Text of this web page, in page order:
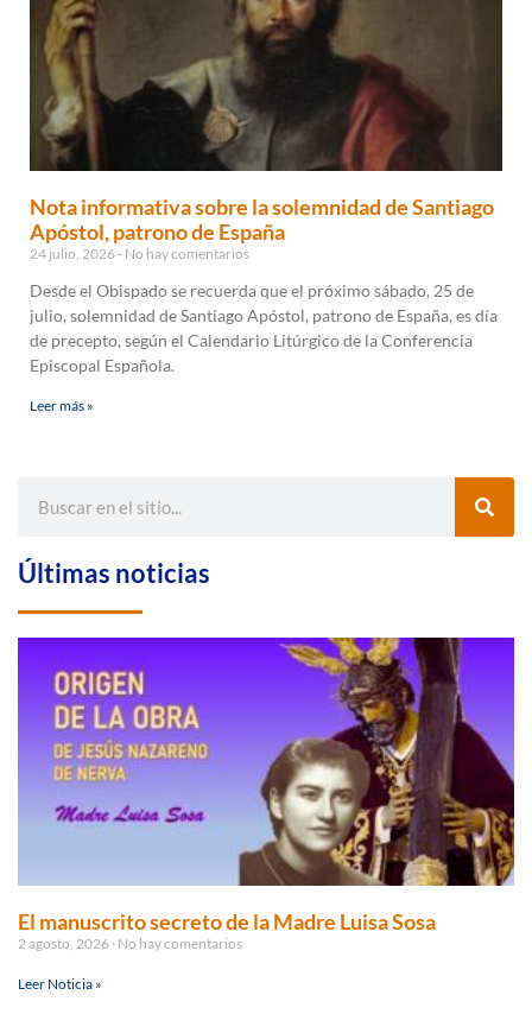
Nota informativa sobre la solemnidad de Santiago
Apóstol, patrono de España
24 julio, 2026 No hay comentarios
Desde el Obispado se recuerda que el próximo sábado, 25 de
julio, solemnidad de Santiago Apóstol, patrono de España, es día
de precepto, según el Calendario Litúrgico de la Conferencia
Episcopal Española.
Leer más »
Últimas noticias
El manuscrito secreto de la Madre Luisa Sosa
2 agosto, 2026 No hay comentarios
Leer Noticia »